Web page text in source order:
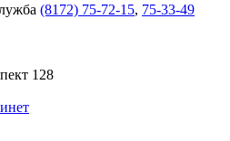
(8172) 75-72-15, 75-33-49
128